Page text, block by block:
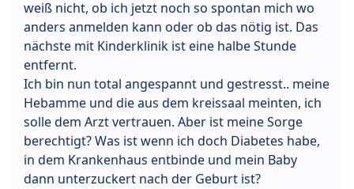
weiß nicht, ob ich jetzt noch so spontan mich wo
anders anmelden kann oder ob das nötig ist. Das
nächste mit Kinderklinik ist eine halbe Stunde
entfernt.
Ich bin nun total angespannt und gestresst.. meine
Hebamme und die aus dem kreissaal meinten, ich
solle dem Arzt vertrauen. Aber ist meine Sorge
berechtigt? Was ist wenn ich doch Diabetes habe,
in dem Krankenhaus entbinde und mein Baby
dann unterzuckert nach der Geburt ist?